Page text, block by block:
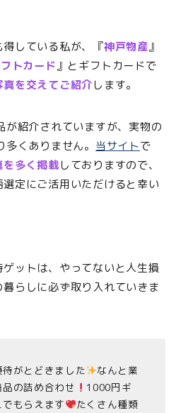
している私が、『神戸物産』
トカード』とギフトカードで
真を交えてご紹介します。
が紹介されていますが、実物の
くありません。 当サイトで
多く掲載しておりますので、
定にご活用いただけると幸い
ットは、やってないと人生損
らしに必ず取り入れていきま
がとどきました
なんと業
の詰め合わせ
1000円ギ
もらえます
たくさん種類